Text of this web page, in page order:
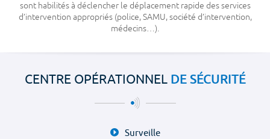
sont habilités à déclencher le déplacement rapide des services
d’intervention appropriés (police, SAMU, société d’intervention,
médecins…).
CENTRE OPÉRATIONNEL DE SÉCURITÉ
Surveille